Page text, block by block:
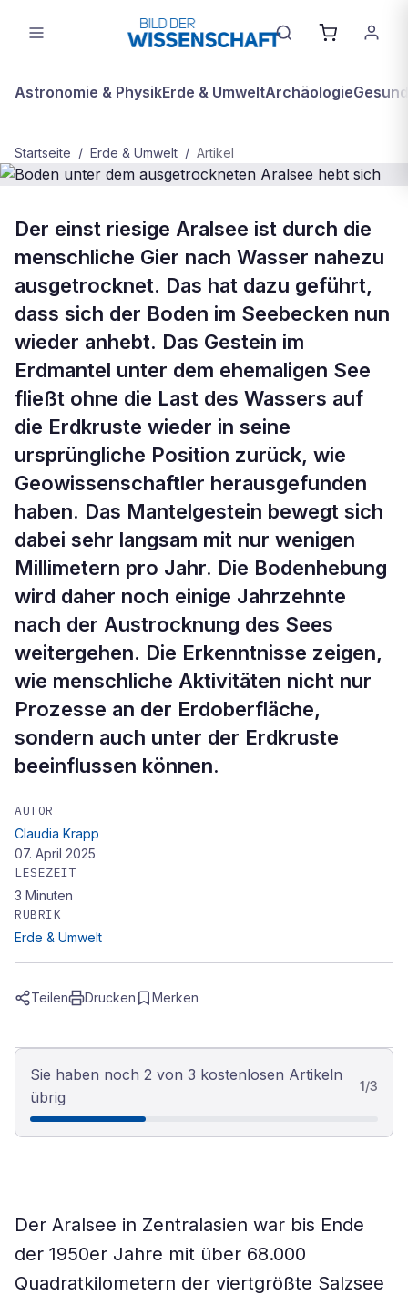
Astronomie & PhysikErde & UmweltArchäologie
Startseite / Erde & Umwelt / Artikel
BDW Plus ERDE & UMWELT
Boden unter dem ausgetrockneten
Aralsee hebt sich
Der einst riesige Aralsee ist durch die
menschliche Gier nach Wasser nahezu
ausgetrocknet. Das hat dazu geführt,
dass sich der Boden im Seebecken nun
wieder anhebt. Das Gestein im
Erdmantel unter dem ehemaligen See
fließt ohne die Last des Wassers auf
die Erdkruste wieder in seine
ursprüngliche Position zurück, wie
Geowissenschaftler herausgefunden
haben. Das Mantelgestein bewegt sich
dabei sehr langsam mit nur wenigen
Millimetern pro Jahr. Die Bodenhebung
wird daher noch einige Jahrzehnte
nach der Austrocknung des Sees
weitergehen. Die Erkenntnisse zeigen,
wie menschliche Aktivitäten nicht nur
Prozesse an der Erdoberfläche,
sondern auch unter der Erdkruste
beeinflussen können.
AUTOR
Claudia Krapp
07. April 2025
LESEZEIT
3 Minuten
RUBRIK
Erde & Umwelt
Teilen Drucken Merken
Sie haben noch 2 von 3 kostenlosen Artikeln
übrig
1/3
Der Aralsee in Zentralasien war bis Ende
der 1950er Jahre mit über 68.000
Quadratkilometern der viertgrößte Salzsee